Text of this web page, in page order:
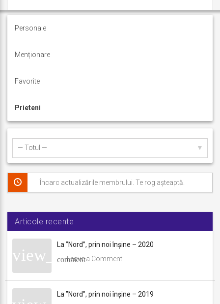
Activitate
Profil
<span class="no-count">0</span> prieten
Forumuri
DWQA
h
h
Personale
Menționare
Favorite
Prieteni
Activități
membru
Afișează:
Încarc actualizările membrului. Te rog așteaptă.
Articole recente
La ”Nord”, prin noi înșine – 2020
Leave a Comment
La ”Nord”, prin noi înșine – 2019